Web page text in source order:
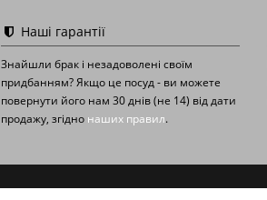
Наші гарантії
Знайшли брак і незадоволені своїм
придбанням? Якщо це посуд - ви можете
повернути його нам 30 днів (не 14) від дати
продажу, згідно наших правил.